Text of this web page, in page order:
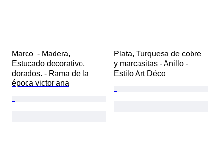
Marco  - Madera,
Estucado decorativo,
dorados. - Rama de la
época victoriana
Plata, Turquesa de cobre
y marcasitas - Anillo -
Estilo Art Déco